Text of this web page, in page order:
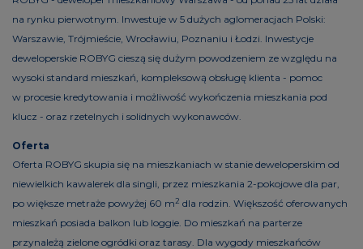
na rynku pierwotnym. Inwestuje w 5 dużych aglomeracjach Polski:
Warszawie, Trójmieście, Wrocławiu, Poznaniu i Łodzi. Inwestycje
deweloperskie ROBYG cieszą się dużym powodzeniem ze względu na
wysoki standard mieszkań, kompleksową obsługę klienta - pomoc
w procesie kredytowania i możliwość wykończenia mieszkania pod
klucz - oraz rzetelnych i solidnych wykonawców.
Oferta
Oferta ROBYG skupia się na mieszkaniach w stanie deweloperskim od
niewielkich kawalerek dla singli, przez mieszkania 2-pokojowe dla par,
po większe metraże powyżej 60 m2 dla rodzin. Większość oferowanych
mieszkań posiada balkon lub loggie. Do mieszkań na parterze
przynależą zielone ogródki oraz tarasy. Dla wygody mieszkańców